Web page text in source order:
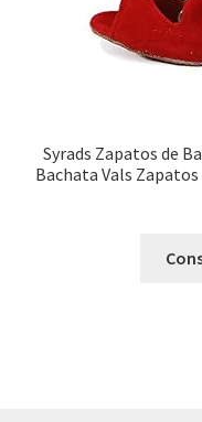
Syrads Zapatos de
Bachata Vals Zapatos